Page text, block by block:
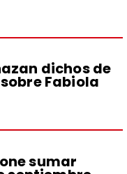
dichos de
Fabiola
sumar